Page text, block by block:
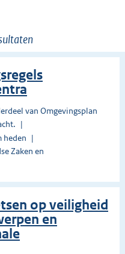
van Omgevingsplan
heden
Zaken en
op veiligheid
en